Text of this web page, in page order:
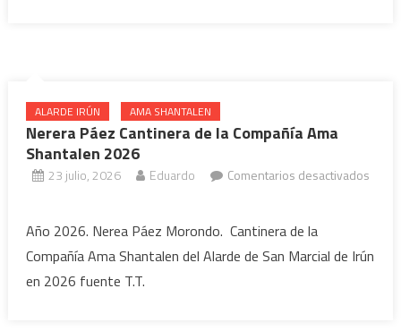
ALARDE IRÚN AMA SHANTALEN
Nerera Páez Cantinera de la Compañía Ama
Shantalen 2026
23 julio, 2026 Eduardo
Comentarios desactivados
Páez
Cantinera
Año 2026. Nerea Páez Morondo. Cantinera de la
Compañía Ama Shantalen del Alarde de San Marcial de Irún
en 2026 fuente T.T.